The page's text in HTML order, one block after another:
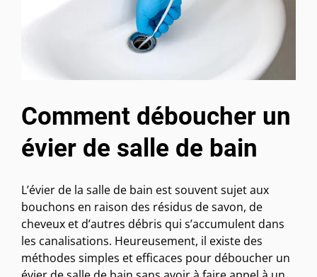
Comment déboucher un
évier de salle de bain
L’évier de la salle de bain est souvent sujet aux
bouchons en raison des résidus de savon, de
cheveux et d’autres débris qui s’accumulent dans
les canalisations. Heureusement, il existe des
méthodes simples et efficaces pour déboucher un